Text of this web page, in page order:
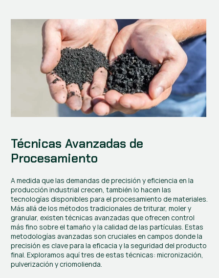
Técnicas Avanzadas de
Procesamiento
A medida que las demandas de precisión y eficiencia en la
producción industrial crecen, también lo hacen las
tecnologías disponibles para el procesamiento de materiales.
Más allá de los métodos tradicionales de triturar, moler y
granular, existen técnicas avanzadas que ofrecen control
más fino sobre el tamaño y la calidad de las partículas. Estas
metodologías avanzadas son cruciales en campos donde la
precisión es clave para la eficacia y la seguridad del producto
final. Exploramos aquí tres de estas técnicas: micronización,
pulverización y criomolienda.